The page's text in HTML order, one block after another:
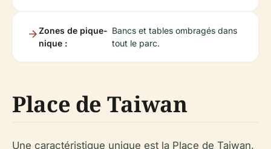
Zones de pique-
nique :
Bancs et tables ombragés dans
tout le parc.
Place de Taiwan
Une caractéristique unique est la Place de Taiwan,